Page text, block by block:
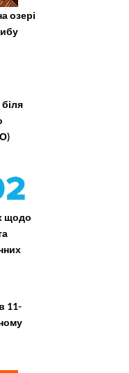
озері
щодо
11-